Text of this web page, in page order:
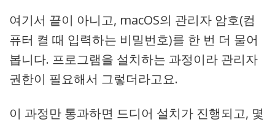
여기서 끝이 아니고, macOS의 관리자 암호(컴
퓨터 켤 때 입력하는 비밀번호)를 한 번 더 물어
봅니다. 프로그램을 설치하는 과정이라 관리자
권한이 필요해서 그렇더라고요.
이 과정만 통과하면 드디어 설치가 진행되고, 몇